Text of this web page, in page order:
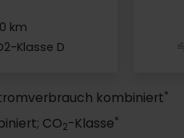
km
Klasse D
kombiniert*
CO2-Klasse*